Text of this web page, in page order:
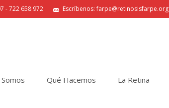
- 722 658 972 Escríbenos: farpe@retinosisfarpe.org
Qué Hacemos La Retina